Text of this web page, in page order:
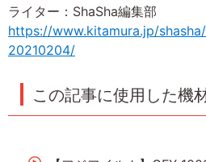
ライター：ShaSha編集部
https://www.kitamura.jp/
20210204/
この記事に使用した機